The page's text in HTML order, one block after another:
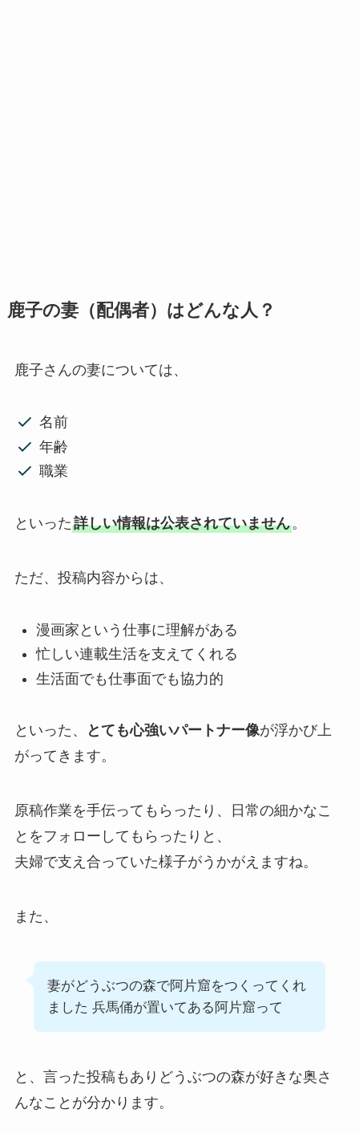
鹿子の妻（配偶者）はどんな人？
鹿子さんの妻については、
名前
年齢
職業
といった詳しい情報は公表されていません。
ただ、投稿内容からは、
漫画家という仕事に理解がある
忙しい連載生活を支えてくれる
生活面でも仕事面でも協力的
といった、 とても心強いパートナー像が浮かび上
がってきます。
原稿作業を手伝ってもらったり、日常の細かなこ
とをフォローしてもらったりと、
夫婦で支え合っていた様子がうかがえますね。
また、
妻がどうぶつの森で阿片窟をつくってくれ
ました 兵馬俑が置いてある阿片窟って
と、言った投稿もありどうぶつの森が好きな奥さ
んなことが分かります。